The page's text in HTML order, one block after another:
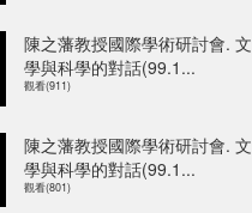
陳之藩教授國際學術研討會. 文
學與科學的對話(99.1...
觀看(911)
陳之藩教授國際學術研討會. 文
學與科學的對話(99.1...
觀看(801)